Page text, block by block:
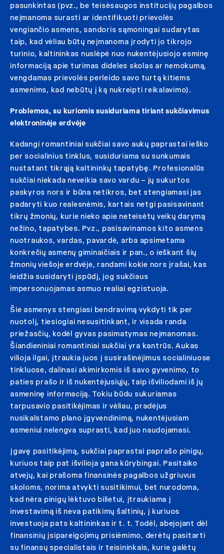
pasunkintas (pvz., be teisėsaugos institucijų pagalbos
neįmanoma surasti ar identifikuoti prievolės
vengiančio asmens, sandoris sąmoningai sudarytas
taip, kad vėliau būtų neįmanoma įrodyti jo tikrojo
turinio, kaltininkas nuslėpė nuo nukentėjusiojo esminę
informaciją apie turimas dideles skolas ar nemokumą,
vengdamas prievolės perleido savo turtą kitiems
asmenims, kad nebūtų į ką nukreipti reikalavimo).
Problemos, su kuriomis susiduriama tiriant sukčiavimus
elektroninėje erdvėje
Kadangi romantiniai sukčiai savo aukų paprastai ieško
per socialinius tinklus, susiduriama su sunkumais
nustatant tikrąją kaltininkų tapatybę. Profesionalūs
sukčiai niekada neveikia savo vardu – jų sukurtos
paskyros nors ir būna netikros, bet stengiamasi jas
padaryti kuo realesnėmis, kartais netgi pasisavinant
tikrų žmonių, kurie nieko apie neteisėtų veikų darymą
nežino, tapatybes. Pvz., pasisavinamos kito asmens
nuotraukos, vardas, pavardė, arba apsimetama
konkrečių asmenų giminaičiais ir pan., o ieškant šių
žmonių viešoje erdvėje, randami kokie nors įrašai, kas
leidžia susidaryti įspūdį, jog sukčiaus
impersonuojamas asmuo realiai egzistuoja.
Šie asmenys stengiasi bendravimą vykdyti tik per
nuotolį, tiesiogiai nesusitinkant, ir visada randa
priežasčių, kodėl gyvas pasimatymas neįmanomas.
Šiandieniniai romantiniai sukčiai yra kantrūs. Aukas
vilioja ilgai, įtraukia juos į susirašinėjimus socialiniuose
tinkluose, dalinasi akimirkomis iš savo gyvenimo, to
paties prašo ir iš nukentėjusiųjų, taip išviliodami iš jų
asmeninę informaciją. Tokiu būdu sukuriamas
tarpusavio pasitikėjimas ir vėliau, pradėjus
nusikalstamo plano įgyvendinimą, nukentėjusiam
asmeniui nelengva suprasti, kad juo naudojamasi.
Įgavę pasitikėjimą, sukčiai paprastai paprašo pinigų,
kuriuos taip pat išvilioja gana kūrybingai. Pasitaiko
atvejų, kai prašoma finansinės pagalbos užgriuvus
skoloms, norima atvykti susitikimui, bet nurodoma,
kad nėra pinigų lėktuvo bilietui, įtraukiama į
investavimą iš neva patikimų šaltinių, į kuriuos
investuoja pats kaltininkas ir t. t. Todėl, abejojant dėl
finansinių įsipareigojimų prisiėmimo, derėtų pasitarti
su finansų specialistais ir teisininkais, kurie galėtų